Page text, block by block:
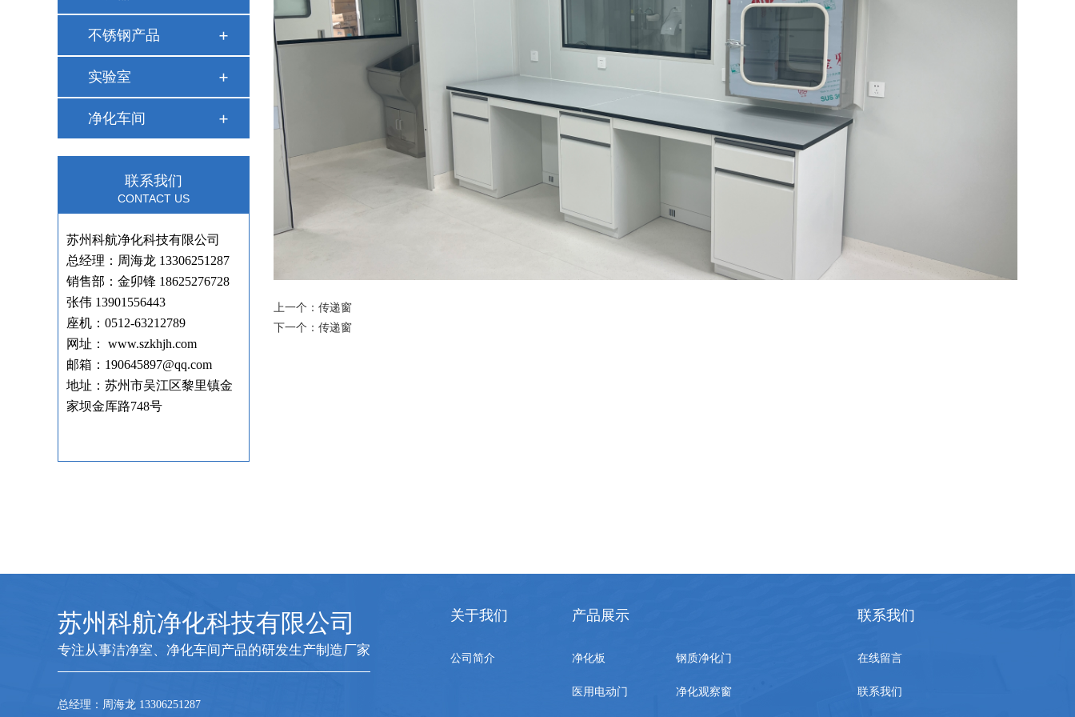
不锈钢产品
实验室
净化车间
联系我们
CONTACT US
苏州科航净化科技有限公司
总经理：周海龙 13306251287
销售部：金卯锋 18625276728
张伟 13901556443
座机：0512-63212789
网址： www.szkhjh.com
邮箱：190645897@qq.com
地址：苏州市吴江区黎里镇金
家坝金厍路748号
上一个： 传递窗
下一个： 传递窗
苏州科航净化科技有限公司
专注从事洁净室、净化车间产品的研发生产制造厂家
总经理：周海龙 13306251287
关于我们
公司简介
产品展示
净化板 钢质净化门
医用电动门 净化观察窗
联系我们
在线留言
联系我们